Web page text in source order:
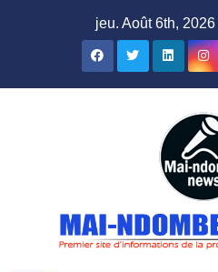
jeu. Août 6th, 2026